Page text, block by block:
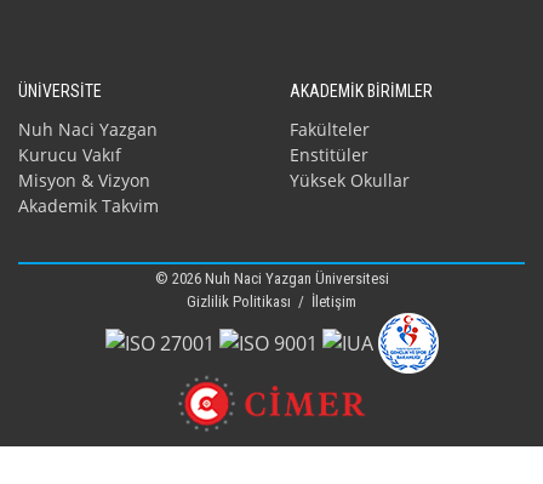
ÜNİVERSİTE
Nuh Naci Yazgan
Kurucu Vakıf
Misyon & Vizyon
Akademik Takvim
AKADEMİK BİRİMLER
Fakülteler
Enstitüler
Yüksek Okullar
© 2026 Nuh Naci Yazgan Üniversitesi
Gizlilik Politikası / İletişim